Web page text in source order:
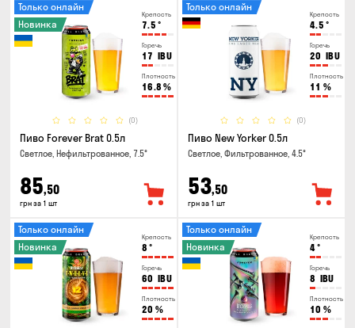
Крепость
7.5 °
Горечь
17 IBU
Плотность
16.8 %
(0)
Только онлайн
Новинка
Пиво Forever Brat 0.5л
Светлое, Нефильтрованное, 7.5°
85,50
грн за 1 шт
Крепость
4.5 °
Горечь
20 IBU
Плотность
11 %
(0)
Только онлайн
Пиво New Yorker 0.5л
Светлое, Фильтрованное, 4.5°
53,50
грн за 1 шт
Крепость
8 °
Горечь
60 IBU
Плотность
20 %
Только онлайн
Новинка
Крепость
4°
Горечь
8 IBU
Плотность
10 %
Только онлайн
Новинка